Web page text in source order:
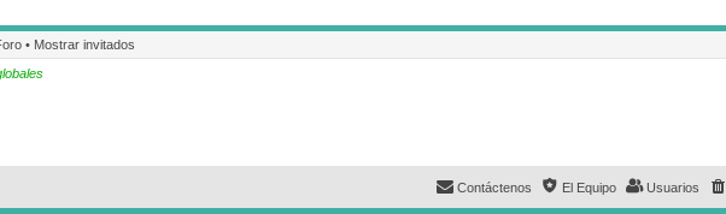
• Mostrar invitados
Usuarios
El Equipo
Contáctenos